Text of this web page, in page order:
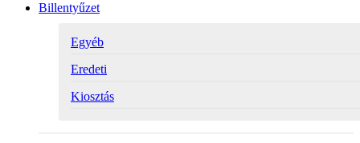
Billentyűzet
Egyéb
Eredeti
Kiosztás